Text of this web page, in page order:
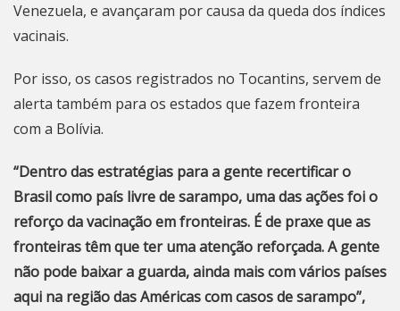
Venezuela, e avançaram por causa da queda dos índices
vacinais.
Por isso, os casos registrados no Tocantins, servem de
alerta também para os estados que fazem fronteira
com a Bolívia.
“Dentro das estratégias para a gente recertificar o
Brasil como país livre de sarampo, uma das ações foi o
reforço da vacinação em fronteiras. É de praxe que as
fronteiras têm que ter uma atenção reforçada. A gente
não pode baixar a guarda, ainda mais com vários países
aqui na região das Américas com casos de sarampo”,